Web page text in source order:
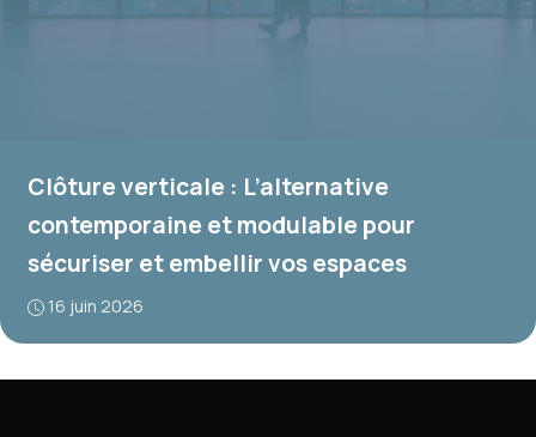
Clôture verticale : L’alternative
contemporaine et modulable pour
sécuriser et embellir vos espaces
16 juin 2026